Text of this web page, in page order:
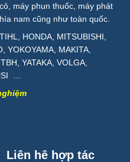
máy phun thuốc, máy phát
nam cũng như toàn quốc.
HONDA, MITSUBISHI,
YOKOYAMA, MAKITA,
YATAKA, VOLGA,
…
Liên hê hợp tác